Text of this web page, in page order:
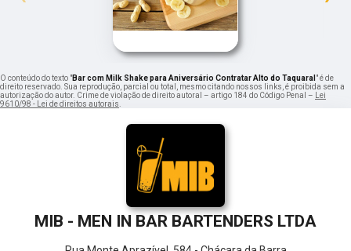
O conteúdo do texto "Bar com Milk Shake para Aniversário Contratar Alto do Taquaral " é de
direito reservado. Sua reprodução, parcial ou total, mesmo citando nossos links, é proibida sem a
autorização do autor. Crime de violação de direito autoral – artigo 184 do Código Penal – Lei
9610/98 - Lei de direitos autorais.
MIB - MEN IN BAR BARTENDERS LTDA